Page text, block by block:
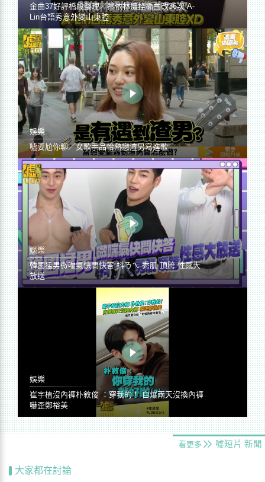
金曲37好評橋段整理／蔡依林遭控編曲改36次 A-
Lin台語秀意外變山東腔
娛樂
噓要尬你聊／女歌手品怡熱戀渣男寫進歌
娛樂
韓國猛男微喘氣快問快答 抖ㄋㄟ 秀肌 頂胯 性感大
放送
娛樂
崔宇植沒內褲朴敘俊 ：穿我的！ 自爆兩天沒換內褲
嚇歪鄭裕美
看更多 噓短片 新聞
大家都在討論